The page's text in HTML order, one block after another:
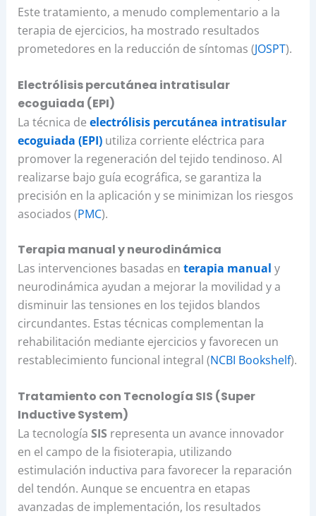
Este tratamiento, a menudo complementario a la
terapia de ejercicios, ha mostrado resultados
prometedores en la reducción de síntomas (JOSPT).
Electrólisis percutánea intratisular
ecoguiada (EPI)
La técnica de electrólisis percutánea intratisular
ecoguiada (EPI)utiliza corriente eléctrica para
promover la regeneración del tejido tendinoso. Al
realizarse bajo guía ecográfica, se garantiza la
precisión en la aplicación y se minimizan los riesgos
asociados (PMC).
Terapia manual y neurodinámica
Las intervenciones basadas en terapia manual y
neurodinámica ayudan a mejorar la movilidad y a
disminuir las tensiones en los tejidos blandos
circundantes. Estas técnicas complementan la
rehabilitación mediante ejercicios y favorecen un
restablecimiento funcional integral (NCBI Bookshelf).
Tratamiento con Tecnología SIS (Super
Inductive System)
La tecnología SIS representa un avance innovador
en el campo de la fisioterapia, utilizando
estimulación inductiva para favorecer la reparación
del tendón. Aunque se encuentra en etapas
avanzadas de implementación, los resultados